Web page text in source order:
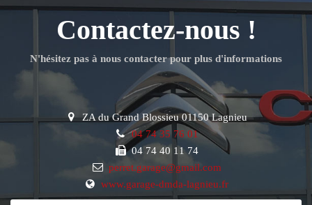
Contactez-nous !
N'hésitez pas à nous contacter pour plus d'informations
ZA du Grand Blossieu 01150 Lagnieu
04 74 35 76 01
04 74 40 11 74
perret.garage@gmail.com
www.garage-dmda-lagnieu.fr